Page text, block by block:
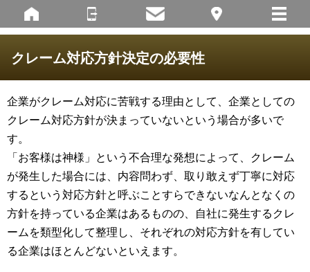
クレーム対応方針決定の必要性
企業がクレーム対応に苦戦する理由として、企業としての
クレーム対応方針が決まっていないという場合が多いで
す。
「お客様は神様」という不合理な発想によって、クレーム
が発生した場合には、内容問わず、取り敢えず丁寧に対応
するという対応方針と呼ぶことすらできないなんとなくの
方針を持っている企業はあるものの、自社に発生するクレ
ームを類型化して整理し、それぞれの対応方針を有してい
る企業はほとんどないといえます。